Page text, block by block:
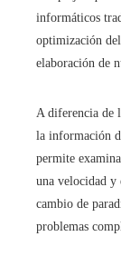
informáticos
optimización
elaboración de
A diferencia de
la información
permite
una velocidad y
cambio de
problemas